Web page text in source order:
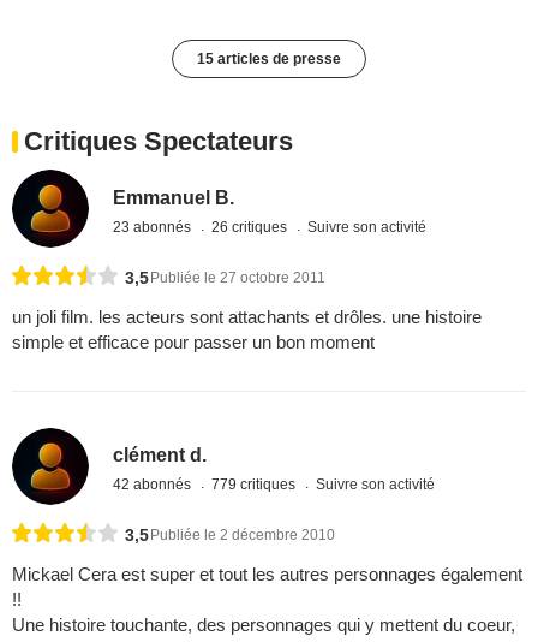
15 articles de presse
Critiques Spectateurs
Emmanuel B.
23 abonnés 26 critiques Suivre son activité
3,5Publiée le 27 octobre 2011
un joli film. les acteurs sont attachants et drôles. une histoire
simple et efficace pour passer un bon moment
clément d.
42 abonnés 779 critiques Suivre son activité
3,5Publiée le 2 décembre 2010
Mickael Cera est super et tout les autres personnages également
!!
Une histoire touchante, des personnages qui y mettent du coeur,